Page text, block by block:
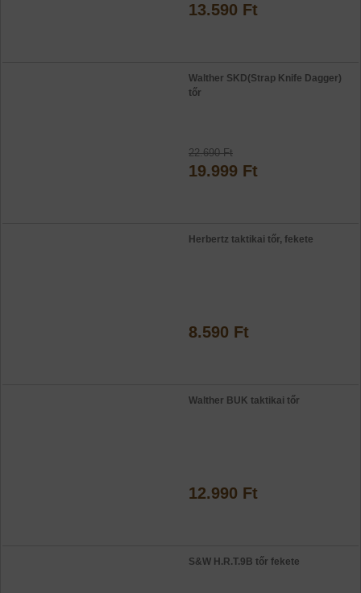
13.590 Ft
Walther SKD(Strap Knife Dagger)
tőr
22.690 Ft
19.999 Ft
Herbertz taktikai tőr, fekete
8.590 Ft
Walther BUK taktikai tőr
12.990 Ft
S&W H.R.T.9B tőr fekete